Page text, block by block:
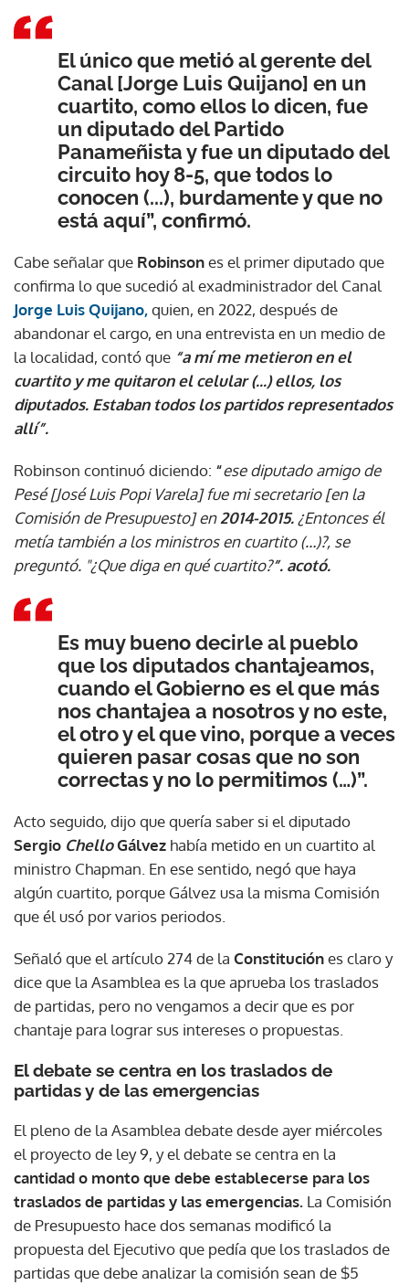
El único que metió al gerente del
Canal [Jorge Luis Quijano] en un
cuartito, como ellos lo dicen, fue
un diputado del Partido
Panameñista y fue un diputado del
circuito hoy 8-5, que todos lo
conocen (...), burdamente y que no
está aquí”, confirmó.
Cabe señalar que Robinsones el primer diputado que
confirma lo que sucedió al exadministrador del Canal
Jorge Luis Quijano,quien, en 2022, después de
abandonar el cargo, en una entrevista en un medio de
la localidad, contó que “a mí me metieron en el
cuartito y me quitaron el celular (...) ellos, los
diputados. Estaban todos los partidos representados
allí”.
Robinson continuó diciendo: “ese diputado amigo de
Pesé [José Luis Popi Varela] fue mi secretario [en la
Comisión de Presupuesto] en2014-2015. ¿Entonces él
metía también a los ministros en cuartito (…)?, se
preguntó. "¿Que diga en qué cuartito?”. acotó.
Es muy bueno decirle al pueblo
que los diputados chantajeamos,
cuando el Gobierno es el que más
nos chantajea a nosotros y no este,
el otro y el que vino, porque a veces
quieren pasar cosas que no son
correctas y no lo permitimos (…)”.
Acto seguido, dijo que quería saber si el diputado
Sergio ChelloGálvez había metido en un cuartito al
ministro Chapman. En ese sentido, negó que haya
algún cuartito, porque Gálvez usa la misma Comisión
que él usó por varios periodos.
Señaló que el artículo 274 de la Constituciónes claro y
dice que la Asamblea es la que aprueba los traslados
de partidas, pero no vengamos a decir que es por
chantaje para lograr sus intereses o propuestas.
El debate se centra en los traslados de
partidas y de las emergencias
El pleno de la Asamblea debate desde ayer miércoles
el proyecto de ley 9, y el debate se centra en la
cantidad o monto que debe establecerse para los
traslados de partidas y las emergencias. La Comisión
de Presupuesto hace dos semanas modificó la
propuesta del Ejecutivo que pedía que los traslados de
partidas que debe analizar la comisión sean de $5